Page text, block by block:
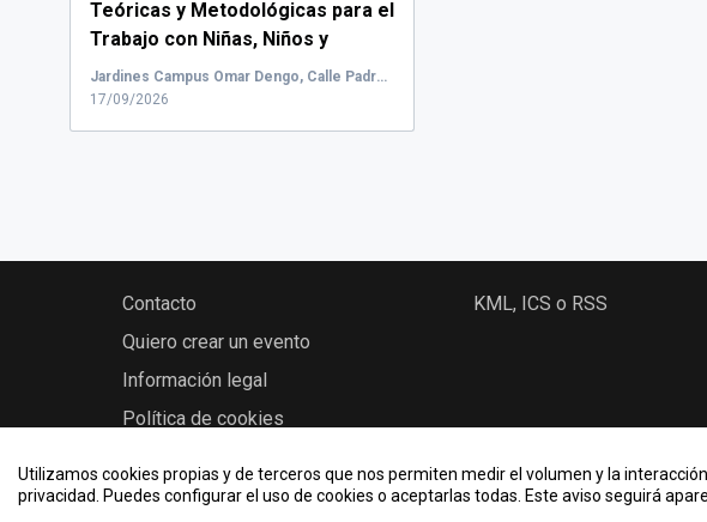
Utilizamos cookies propias y de terceros que nos permiten medir el volumen y la
privacidad. Puedes configurar el uso de cookies o aceptarlas todas. Este aviso seguirá
Teóricas y Metodológicas para el
Trabajo con Niñas, Niños y
Adolescentes en Iniciativas de
Extensión Universitaria.
Jardines Campus Omar Dengo, Calle Padre Royo, Heredia, Oriente, Costa Rica
17/09/2026
Contacto
Quiero crear un evento
Información legal
Política de cookies
KML, ICS o RSS
2026 © UNA Eventos Académicos - Universidad Nacional de Costa